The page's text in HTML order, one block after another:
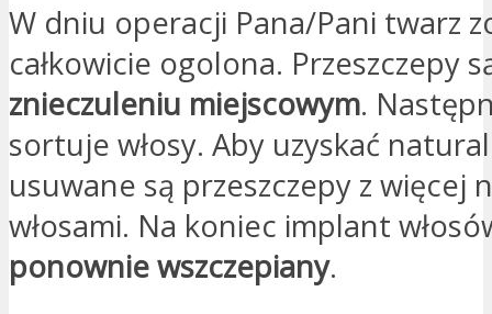
W dniu operacji Pana/Pani twarz
całkowicie ogolona. Przeszczepy
znieczuleniu miejscowym.
sortuje włosy. Aby uzyskać
usuwane są przeszczepy z więcej
włosami. Na koniec implant
ponownie wszczepiany.